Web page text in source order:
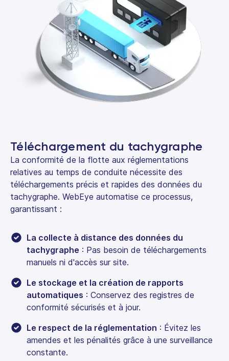
Téléchargement du tachygraphe
La conformité de la flotte aux réglementations
relatives au temps de conduite nécessite des
téléchargements précis et rapides des données du
tachygraphe. WebEye automatise ce processus,
garantissant :
La collecte à distance des données du
tachygraphe : Pas besoin de téléchargements
manuels ni d'accès sur site.
Le stockage et la création de rapports
automatiques : Conservez des registres de
conformité sécurisés et à jour.
Le respect de la réglementation : Évitez les
amendes et les pénalités grâce à une surveillance
constante.